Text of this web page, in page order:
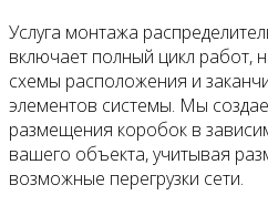
Услуга монтажа
включает полный цикл работ,
схемы расположения и
элементов системы. Мы
размещения коробок в
вашего объекта, учитывая
возможные перегрузки сети.